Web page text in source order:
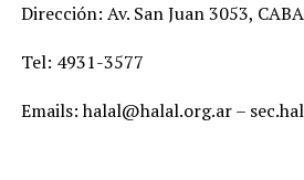
Dirección: Av. San Juan 3053,
Tel: 4931-3577
Emails: halal@halal.org.ar –